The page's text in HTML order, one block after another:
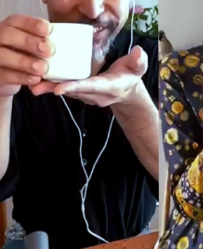
PAUSE & INSPIRE ファーストプレイスで、お茶を
COLOURS BY CHAGOCORO
お茶でさがす
煎茶 萎凋茶 発酵茶 ほうじ茶 紅茶
釜炒り茶 番茶 台湾茶
白葉茶 玉露 茎茶
かぶせ茶
場所でさがす
長野 大阪 千葉 静岡 東